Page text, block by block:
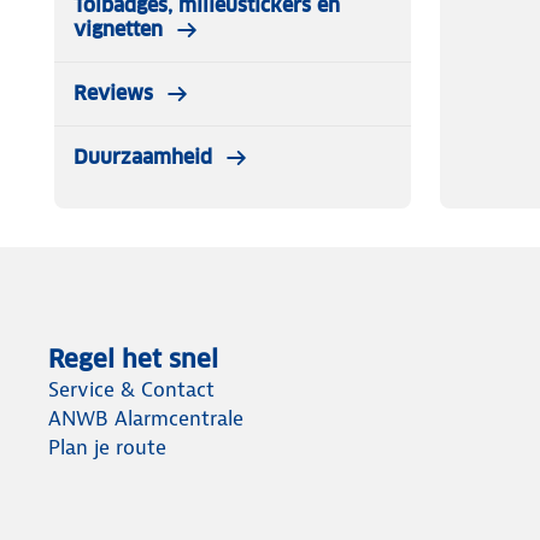
✔ 2x sneeuwsokken
✔ Plastic opbergtas
Tolbadges, milieustickers en
vignetten
Reviews
Duurzaamheid
Regel het snel
Service & Contact
ANWB Alarmcentrale
Plan je route